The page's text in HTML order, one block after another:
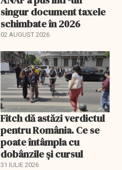
singur document taxele
schimbate în 2026
02 AUGUST 2026
Fitch dă astăzi verdictul
pentru România. Ce se
poate întâmpla cu
dobânzile și cursul
31 IULIE 2026